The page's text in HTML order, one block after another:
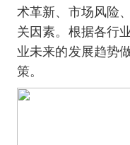
术革新、市场风险
关因素。根据各行
业未来的发展趋势
策。